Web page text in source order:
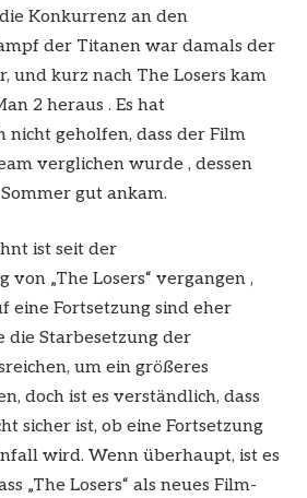
Konkurrenz an den
der Titanen war damals der
und kurz nach The Losers kam
2 heraus . Es hat
nicht geholfen, dass der Film
verglichen wurde , dessen
gut ankam.
ist seit der
„The Losers“ vergangen ,
eine Fortsetzung sind eher
die Starbesetzung der
um ein größeres
doch ist es verständlich, dass
sicher ist, ob eine Fortsetzung
wird. Wenn überhaupt, ist es
„The Losers“ als neues Film-